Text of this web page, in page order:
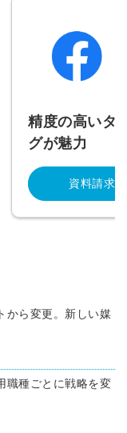
精度の高いタ
グが魅力
資料請求
から変更。新しい媒
職種ごとに戦略を変